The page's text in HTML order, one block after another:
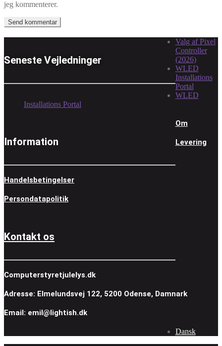
jeg kommenterer.
Seneste Vejledninger
Valg af Pixel
Controller
(2026)
WLED
Installations
Portal
WLED
Installations Portal
Information
Om
Levering
Handelsbetingelser
Persondatapolitik
Kontakt os
Computerstyretjulelys.dk
Adresse: Elmelundsvej 122, 5200 Odense, Damnark
Email: emil@lightish.dk
Dansk